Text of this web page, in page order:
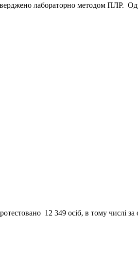
лабораторно методом ПЛР.
12 349 осіб, в тому числі